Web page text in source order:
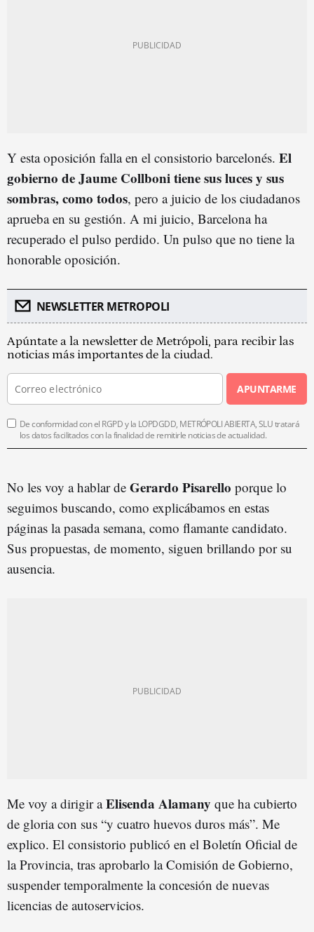
Y esta oposición falla en el consistorio barcelonés. El
gobierno de Jaume Collboni tiene sus luces y sus
sombras, como todos, pero a juicio de los ciudadanos
aprueba en su gestión. A mi juicio, Barcelona ha
recuperado el pulso perdido. Un pulso que no tiene la
honorable oposición.
NEWSLETTER METROPOLI
Apúntate a la newsletter de Metrópoli, para recibir las
noticias más importantes de la ciudad.
APUNTARME
De conformidad con el RGPD y la LOPDGDD, METRÓPOLI ABIERTA, SLU tratará
los datos facilitados con la finalidad de remitirle noticias de actualidad.
No les voy a hablar de Gerardo Pisarello porque lo
seguimos buscando, como explicábamos en estas
páginas la pasada semana, como flamante candidato.
Sus propuestas, de momento, siguen brillando por su
ausencia.
Me voy a dirigir aElisenda Alamany que ha cubierto
de gloria con sus “y cuatro huevos duros más”. Me
explico. El consistorio publicó en el Boletín Oficial de
la Provincia, tras aprobarlo la Comisión de Gobierno,
suspender temporalmente la concesión de nuevas
licencias de autoservicios.